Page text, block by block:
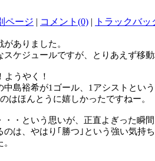
ページ | コメント(0) | トラックバッ
ありました。
ケジュールですが、とりあえず移
ようやく！
中島裕希が1 ゴール、 1 アシストという
はほんとうに嬉しかったですねー。
・という思いが、正直よぎった瞬間
は、やはり｢勝つ｣という強い気持ち